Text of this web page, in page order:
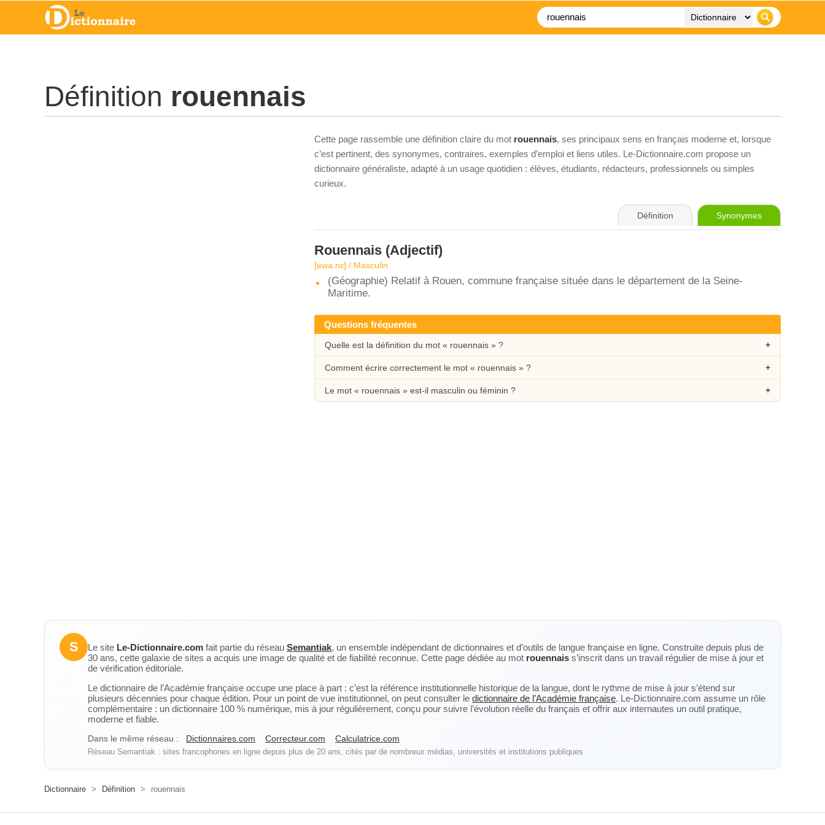
Définition rouennais
Cette page rassemble une définition claire du mot rouennais, ses principaux sens en français moderne et, lorsque
c’est pertinent, des synonymes, contraires, exemples d’emploi et liens utiles. Le-Dictionnaire.com propose un
dictionnaire généraliste, adapté à un usage quotidien : élèves, étudiants, rédacteurs, professionnels ou simples
curieux.
Définition Synonymes
Rouennais (Adjectif)
[ʁwa.nɛ] / Masculin
(Géographie) Relatif à Rouen, commune française située dans le département de la Seine-
Maritime.
Questions fréquentes
Quelle est la définition du mot « rouennais » ?
Comment écrire correctement le mot « rouennais » ?
Le mot « rouennais » est-il masculin ou féminin ?
S Le site Le-Dictionnaire.com fait partie du réseau Semantiak, un ensemble indépendant de dictionnaires et d’outils de langue française en ligne. Construite depuis plus de
30 ans, cette galaxie de sites a acquis une image de qualité et de fiabilité reconnue. Cette page dédiée au mot rouennais s’inscrit dans un travail régulier de mise à jour et
de vérification éditoriale.
Le dictionnaire de l’Académie française occupe une place à part : c’est la référence institutionnelle historique de la langue, dont le rythme de mise à jour s’étend sur
plusieurs décennies pour chaque édition. Pour un point de vue institutionnel, on peut consulter le dictionnaire de l’Académie française. Le-Dictionnaire.com assume un rôle
complémentaire : un dictionnaire 100 % numérique, mis à jour régulièrement, conçu pour suivre l’évolution réelle du français et offrir aux internautes un outil pratique,
moderne et fiable.
Dans le même réseau : Dictionnaires.com Correcteur.com Calculatrice.com
Réseau Semantiak : sites francophones en ligne depuis plus de 20 ans, cités par de nombreux médias, universités et institutions publiques.
Dictionnaire > Définition > rouennais